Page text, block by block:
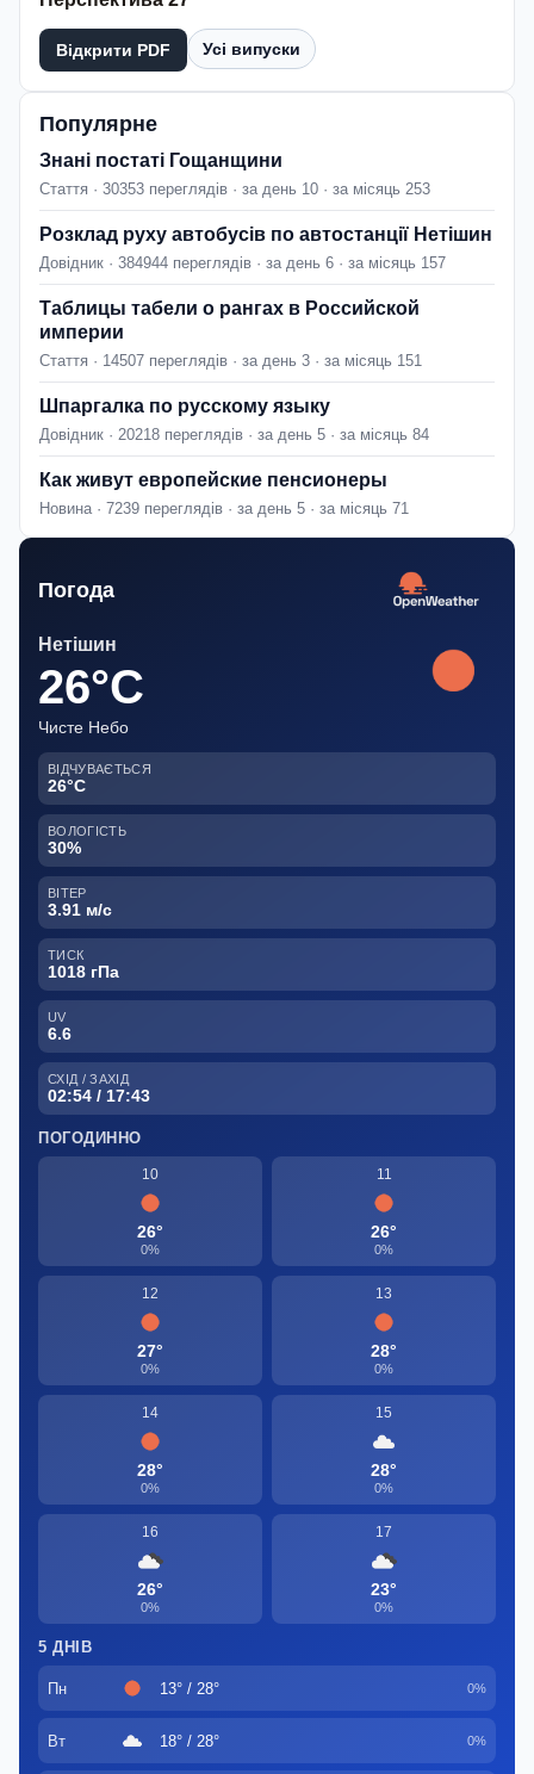
Відкрити PDF Усі випуски
Популярне
Знані постаті Гощанщини
Стаття · 30353 переглядів · за день 10 · за місяць 253
Розклад руху автобусів по автостанції Нетішин
Довідник · 384944 переглядів · за день 6 · за місяць 157
Таблицы табели о рангах в Российской
империи
Стаття · 14507 переглядів · за день 3 · за місяць 151
Шпаргалка по русскому языку
Довідник · 20218 переглядів · за день 5 · за місяць 84
Как живут европейские пенсионеры
Новина · 7239 переглядів · за день 5 · за місяць 71
Погода
Нетішин
26°C
Чисте Небо
ВІДЧУВАЄТЬСЯ
26°C
ВОЛОГІСТЬ
30%
ВІТЕР
3.91 м/с
ТИСК
1018 гПа
UV
6.6
СХІД / ЗАХІД
02:54 / 17:43
ПОГОДИННО
10
26°
0%
11
26°
0%
12
27°
0%
13
28°
0%
14
28°
0%
15
28°
0%
16
26°
0%
17
23°
0%
5 ДНІВ
Пн 13° / 28° 0%
Вт 18° / 28° 0%